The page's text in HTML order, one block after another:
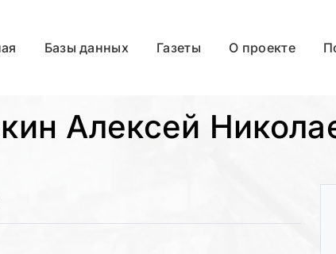
Базы данных Газеты О проекте
Алексей